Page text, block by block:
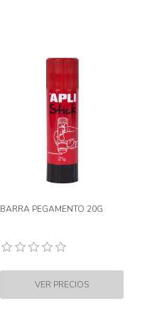
BARRA PEGAMENTO 20G